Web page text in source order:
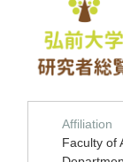
Affiliation
Faculty of